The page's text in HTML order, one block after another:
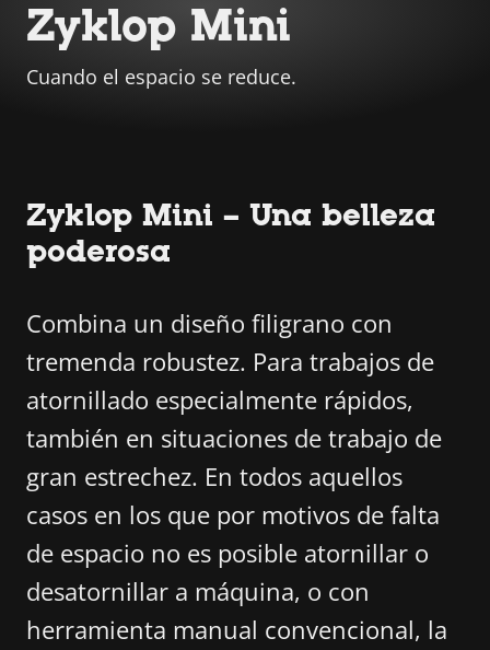
Zyklop Mini
Cuando el espacio se reduce.
Zyklop Mini – Una belleza
poderosa
Combina un diseño filigrano con
tremenda robustez. Para trabajos de
atornillado especialmente rápidos,
también en situaciones de trabajo de
gran estrechez. En todos aquellos
casos en los que por motivos de falta
de espacio no es posible atornillar o
desatornillar a máquina, o con
herramienta manual convencional, la